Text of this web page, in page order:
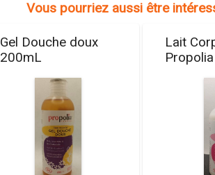
Vous pourriez aussi être
Gel Douche doux
200mL
Lait
Propolia